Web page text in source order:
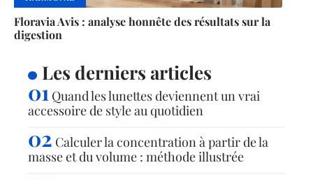
Floravia Avis : analyse honnête des résultats sur la
digestion
Les derniers articles
Quand les lunettes deviennent un vrai
accessoire de style au quotidien
Calculer la concentration à partir de la
masse et du volume : méthode illustrée